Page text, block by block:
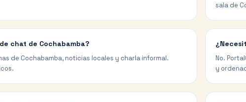
sala de
chat de Cochabamba?
de Cochabamba, noticias locales y charla informal.
No.
y